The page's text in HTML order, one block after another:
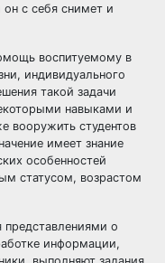
с себя снимет и
воспитуемому в
индивидуального
такой задачи
навыками и
вооружить студентов
имеет знание
особенностей
статусом, возрастом
представлениями о
информации,